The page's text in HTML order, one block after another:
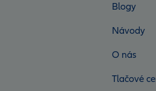
Blogy
Návody
O nás
Tlačové